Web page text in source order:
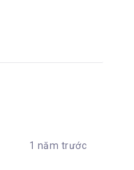
1 năm trước